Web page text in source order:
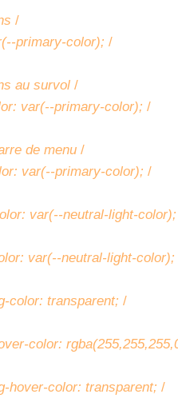
/
primary-color); /
au survol /
var(--primary-color); /
de menu /
var(--primary-color); /
var(--neutral-light-color);
var(--neutral-light-color);
color: transparent; /
color:
hover-color: transparent; /